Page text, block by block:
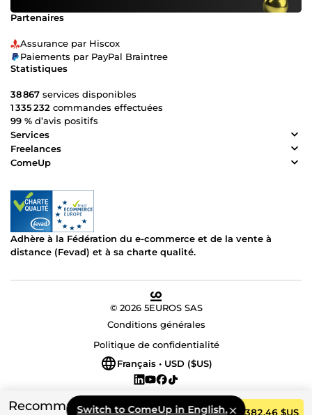
Recommandé Commander 382,46 $US
Switch to ComeUp in English.
Partenaires
Assurance par Hiscox
Paiements par PayPal Braintree
Statistiques
38 867 services disponibles
1 335 232 commandes effectuées
99 % d’avis positifs
Services
Freelances
ComeUp
Adhère à la Fédération du e-commerce et de la vente à
distance (Fevad) et à sa charte qualité.
© 2026 5EUROS SAS
Conditions générales
Politique de confidentialité
Français • USD ($US)